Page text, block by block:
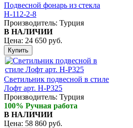
Подвесной фонарь из стекла
H-112-2-8
Производитель: Турция
В НАЛИЧИИ
Цена: 24 650 руб.
Светильник подвесной в стиле
Лофт арт. H-P325
Производитель: Турция
100% Ручная работа
В НАЛИЧИИ
Цена: 58 860 руб.